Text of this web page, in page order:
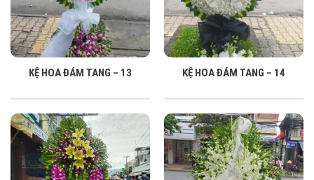
KỆ HOA ĐÁM TANG – 13 KỆ HOA ĐÁM TANG – 14